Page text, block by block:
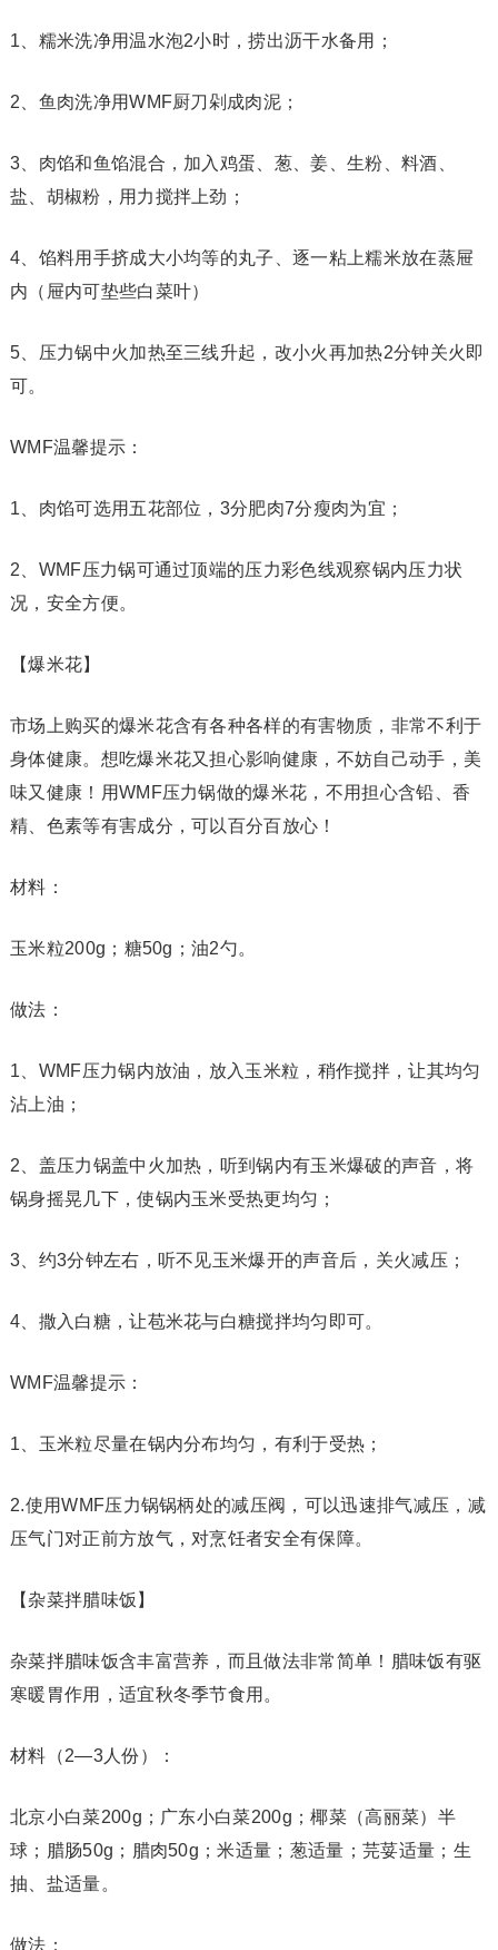
1、糯米洗净用温水泡2小时，捞出沥干水备用；
2、鱼肉洗净用WMF厨刀剁成肉泥；
3、肉馅和鱼馅混合，加入鸡蛋、葱、姜、生粉、料酒、
盐、胡椒粉，用力搅拌上劲；
4、馅料用手挤成大小均等的丸子、逐一粘上糯米放在蒸屉
内（屉内可垫些白菜叶）
5、压力锅中火加热至三线升起，改小火再加热2分钟关火即
可。
WMF温馨提示：
1、肉馅可选用五花部位，3分肥肉7分瘦肉为宜；
2、WMF压力锅可通过顶端的压力彩色线观察锅内压力状
况，安全方便。
【爆米花】
市场上购买的爆米花含有各种各样的有害物质，非常不利于
身体健康。想吃爆米花又担心影响健康，不妨自己动手，美
味又健康！用WMF压力锅做的爆米花，不用担心含铅、香
精、色素等有害成分，可以百分百放心！
材料：
玉米粒200g；糖50g；油2勺。
做法：
1、WMF压力锅内放油，放入玉米粒，稍作搅拌，让其均匀
沾上油；
2、盖压力锅盖中火加热，听到锅内有玉米爆破的声音，将
锅身摇晃几下，使锅内玉米受热更均匀；
3、约3分钟左右，听不见玉米爆开的声音后，关火减压；
4、撒入白糖，让苞米花与白糖搅拌均匀即可。
WMF温馨提示：
1、玉米粒尽量在锅内分布均匀，有利于受热；
2.使用WMF压力锅锅柄处的减压阀，可以迅速排气减压，减
压气门对正前方放气，对烹饪者安全有保障。
【杂菜拌腊味饭】
杂菜拌腊味饭含丰富营养，而且做法非常简单！腊味饭有驱
寒暖胃作用，适宜秋冬季节食用。
材料（2—3人份）：
北京小白菜200g；广东小白菜200g；椰菜（高丽菜）半
球；腊肠50g；腊肉50g；米适量；葱适量；芫荽适量；生
抽、盐适量。
做法：